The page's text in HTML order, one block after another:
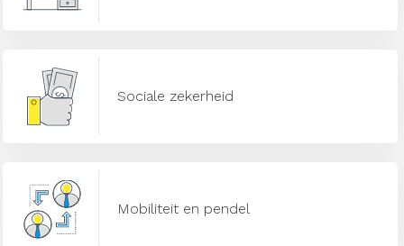
Sociale zekerheid
Mobiliteit en pendel